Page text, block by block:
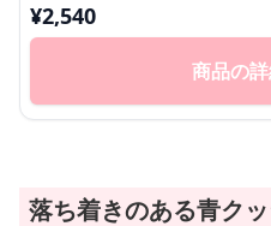
¥2,540
商品の
落ち着きのある青ク